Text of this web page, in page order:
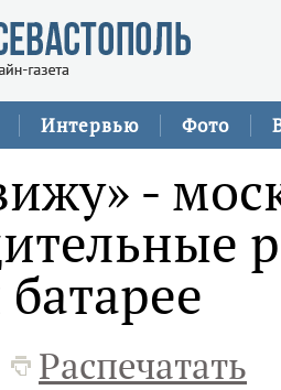
Интервью Фото
-
Распечатать